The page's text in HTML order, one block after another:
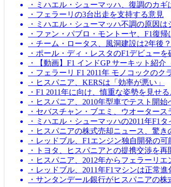
・ミハエル・シューマッハ、復調のカギ
・フェラーリの3台出走を支持する意見
・ミハエル・シューマッハ不調の原因は
・ファン・パブロ・モントーヤ、F1復帰
・チーム・ロータス、風洞建設は2年後？
・ポール・ディ・レスタのF1デビュー
・【動画】F1 インドGP サーキット紹介
・フェラーリ F1 2011年 モノコックのク
・ヒスパニア、KERSは「効率が悪い」
・F1 2011年に向け、慎重な姿勢を見せ
・ヒスパニア、2010年型車でテスト開始
・セバスチャン・ブエミ、ウオーター
・ミハエル・シューマッハの2011年F1
・ヒスパニアの株式売却ニュース、驚き
・レッドブル、F1エンジン独自開発の
・トヨタ、ヒスパニアとの提携交渉を再
・ヒスパニア、2012年からフェラーリエ
・レッドブル、2011年F1マシンは正常進
・サンタンデール銀行がヒスパニアの株